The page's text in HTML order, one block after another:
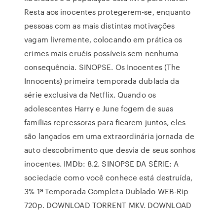
Resta aos inocentes protegerem-se, enquanto
pessoas com as mais distintas motivações
vagam livremente, colocando em prática os
crimes mais cruéis possíveis sem nenhuma
consequência. SINOPSE. Os Inocentes (The
Innocents) primeira temporada dublada da
série exclusiva da Netflix. Quando os
adolescentes Harry e June fogem de suas
famílias repressoras para ficarem juntos, eles
são lançados em uma extraordinária jornada de
auto descobrimento que desvia de seus sonhos
inocentes. IMDb: 8.2. SINOPSE DA SÉRIE: A
sociedade como você conhece está destruída,
3% 1ª Temporada Completa Dublado WEB-Rip
720p. DOWNLOAD TORRENT MKV. DOWNLOAD